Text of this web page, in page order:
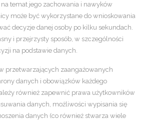
temat jego zachowania i nawyków
może być wykorzystane do wnioskowania
decyzje danej osoby po kilku sekundach.
i przejrzysty sposób, w szczególności
na podstawie danych.
przetwarzających zaangażowanych
danych i obowiązków każdego
również zapewnić prawa użytkowników
danych, możliwości wypisania się
danych (co również stwarza wiele